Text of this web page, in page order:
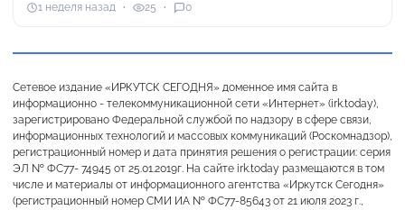
1 неделя назад 25 0
Сетевое издание «ИРКУТСК СЕГОДНЯ» доменное имя сайта в
информационно - телекоммуникационной сети «Интернет» (irk.today),
зарегистрировано Федеральной службой по надзору в сфере связи,
информационных технологий и массовых коммуникаций (Роскомнадзор),
регистрационный номер и дата принятия решения о регистрации: серия
ЭЛ № ФС77- 74945 от 25.01.2019г. На сайте irk.today размещаются в том
числе и материалы от информационного агентства «Иркутск Сегодня»
(регистрационный номер СМИ ИА № ФС77-85643 от 21 июля 2023 г.,